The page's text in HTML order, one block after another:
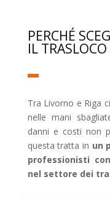
PERCHÉ
IL
Tra Livorno e Riga
nelle mani
danni e costi non
questa tratta in un
professionisti
nel settore dei